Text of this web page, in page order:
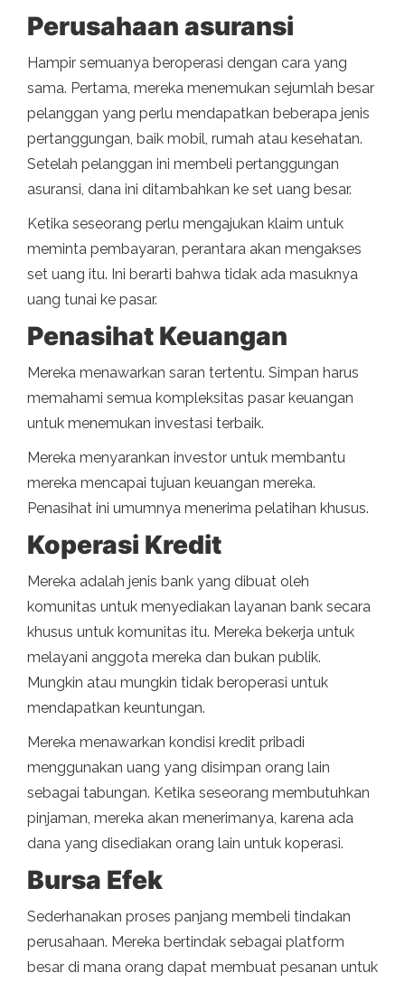
Perusahaan asuransi
Hampir semuanya beroperasi dengan cara yang
sama. Pertama, mereka menemukan sejumlah besar
pelanggan yang perlu mendapatkan beberapa jenis
pertanggungan, baik mobil, rumah atau kesehatan.
Setelah pelanggan ini membeli pertanggungan
asuransi, dana ini ditambahkan ke set uang besar.
Ketika seseorang perlu mengajukan klaim untuk
meminta pembayaran, perantara akan mengakses
set uang itu. Ini berarti bahwa tidak ada masuknya
uang tunai ke pasar.
Penasihat Keuangan
Mereka menawarkan saran tertentu. Simpan harus
memahami semua kompleksitas pasar keuangan
untuk menemukan investasi terbaik.
Mereka menyarankan investor untuk membantu
mereka mencapai tujuan keuangan mereka.
Penasihat ini umumnya menerima pelatihan khusus.
Koperasi Kredit
Mereka adalah jenis bank yang dibuat oleh
komunitas untuk menyediakan layanan bank secara
khusus untuk komunitas itu. Mereka bekerja untuk
melayani anggota mereka dan bukan publik.
Mungkin atau mungkin tidak beroperasi untuk
mendapatkan keuntungan.
Mereka menawarkan kondisi kredit pribadi
menggunakan uang yang disimpan orang lain
sebagai tabungan. Ketika seseorang membutuhkan
pinjaman, mereka akan menerimanya, karena ada
dana yang disediakan orang lain untuk koperasi.
Bursa Efek
Sederhanakan proses panjang membeli tindakan
perusahaan. Mereka bertindak sebagai platform
besar di mana orang dapat membuat pesanan untuk